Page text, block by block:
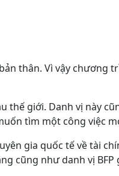
thân. Vì vậy
giới. Danh vị
tìm một công việc
gia quốc tế về tài
cũng như danh vị